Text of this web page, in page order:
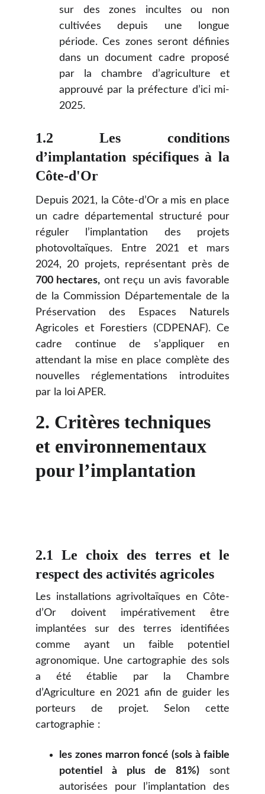
sur des zones incultes ou non
cultivées depuis une longue
période. Ces zones seront définies
dans un document cadre proposé
par la chambre d’agriculture et
approuvé par la préfecture d’ici mi-
2025.
1.2 Les conditions
d’implantation spécifiques à la
Côte-d'Or
Depuis 2021, la Côte-d’Or a mis en place
un cadre départemental structuré pour
réguler l’implantation des projets
photovoltaïques. Entre 2021 et mars
2024, 20 projets, représentant près de
700 hectares, ont reçu un avis favorable
de la Commission Départementale de la
Préservation des Espaces Naturels
Agricoles et Forestiers (CDPENAF). Ce
cadre continue de s’appliquer en
attendant la mise en place complète des
nouvelles réglementations introduites
par la loi APER.
2. Critères techniques
et environnementaux
pour l’implantation
2.1 Le choix des terres et le
respect des activités agricoles
Les installations agrivoltaïques en Côte-
d’Or doivent impérativement être
implantées sur des terres identifiées
comme ayant un faible potentiel
agronomique. Une cartographie des sols
a été établie par la Chambre
d’Agriculture en 2021 afin de guider les
porteurs de projet. Selon cette
cartographie :
les zones marron foncé (sols à faible
potentiel à plus de 81%) sont
autorisées pour l’implantation des